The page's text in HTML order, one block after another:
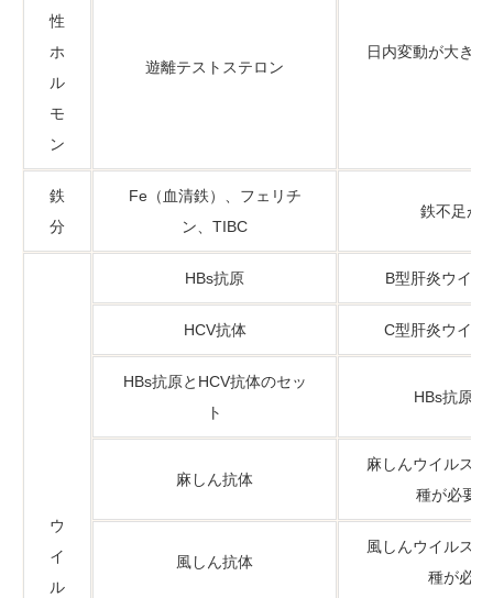
性
ホ
ル
モ
ン
遊離テストステロン
日内変動が大き
鉄
分
Fe（血清鉄）、フェリチ
ン、TIBC
鉄不足が
ウ
イ
ル
HBs抗原 B型肝炎ウイ
HCV抗体 C型肝炎ウイル
HBs抗原とHCV抗体のセッ
ト
HBs抗原
麻しん抗体
麻しんウイルス
種が必要
風しん抗体
風しんウイルス
種が必